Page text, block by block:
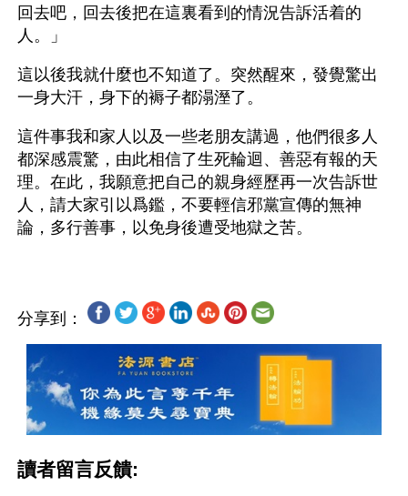
回去吧，回去後把在這裏看到的情況告訴活着的
人。」
這以後我就什麼也不知道了。突然醒來，發覺驚出
一身大汗，身下的褥子都溻溼了。
這件事我和家人以及一些老朋友講過，他們很多人
都深感震驚，由此相信了生死輪迴、善惡有報的天
理。在此，我願意把自己的親身經歷再一次告訴世
人，請大家引以爲鑑，不要輕信邪黨宣傳的無神
分享到：
讀者留言反饋: